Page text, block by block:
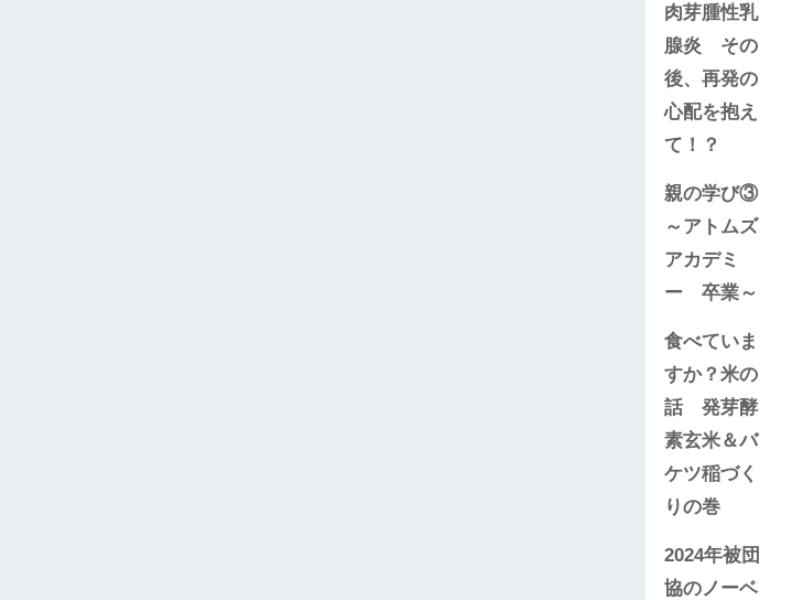
肉芽腫性乳
腺炎 その
後、再発の
心配を抱え
て！？
親の学び③
～アトムズ
アカデミ
ー 卒業～
食べていま
すか？米の
話 発芽酵
素玄米＆バ
ケツ稲づく
りの巻
2024年被団
協のノーベ